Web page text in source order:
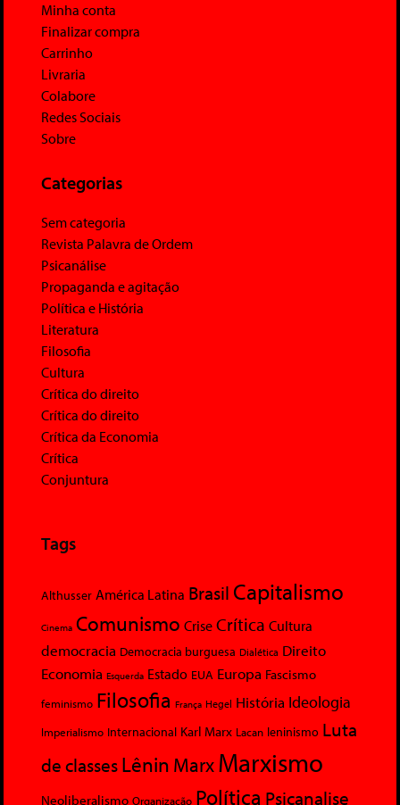
Minha conta
Finalizar compra
Carrinho
Livraria
Colabore
Redes Sociais
Sobre
Categorias
Sem categoria
Revista Palavra de Ordem
Psicanálise
Propaganda e agitação
Política e História
Literatura
Filosofia
Cultura
Crítica do direito
Crítica do direito
Crítica da Economia
Crítica
Conjuntura
Tags
Althusser América Latina Brasil Capitalismo
Cinema Comunismo Crise Crítica Cultura
democracia Democracia burguesa Dialética Direito
Economia Esquerda Estado EUA Europa Fascismo
feminismo Filosofia França Hegel História Ideologia
Imperialismo Internacional Karl Marx Lacan leninismo Luta
de classesLênin MarxMarxismo
Neoliberalismo Organização Política Psicanalise